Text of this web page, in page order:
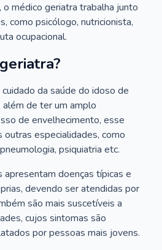
médico geriatra trabalha junto
como psicólogo, nutricionista,
ocupacional.
da saúde do idoso de
de ter um amplo
de envelhecimento, esse
especialidades, como
psiquiatria etc.
apresentam doenças típicas e
devendo ser atendidas por
são mais suscetíveis a
cujos sintomas são
por pessoas mais jovens.